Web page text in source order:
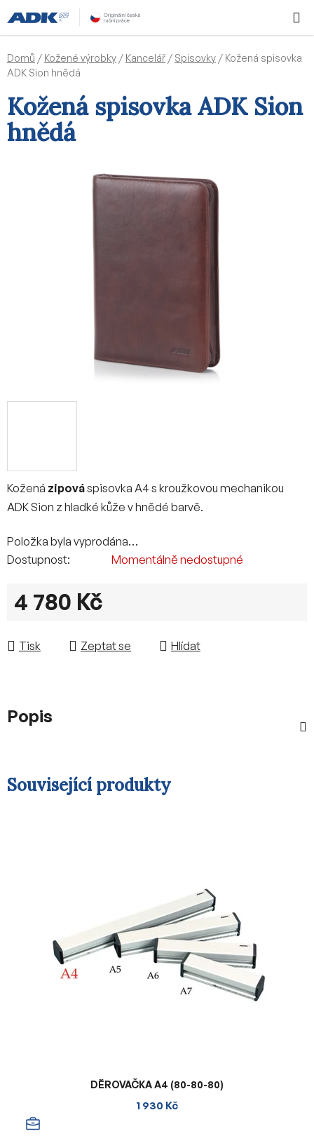
na
obsah
KOŠÍK
Domů / Kožené výrobky / Kancelář / Spisovky / Kožená spisovka
ADK Sion hnědá
Kožená zipováspisovka A4 s kroužkovou mechanikou
ADK Sion z hladké kůže v hnědé barvě.
Položka byla vyprodána…
Dostupnost
Momentálně nedostupné
4 780 Kč
Tisk
Zeptat se Hlídat
Kožená spisovka ADK Sion
hnědá
Popis
Související produkty
DĚROVAČKA A4 (80-80-80)
1 930 Kč